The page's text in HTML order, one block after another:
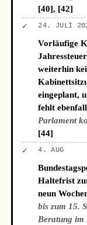
[40], [42]
✓ 24. JULI
Vorläufige
weiterhin
eingeplant,
fehlt
Parlament
[44]
✓ 4. AUG
Haltefrist
neun
bis zum 15.
Beratung im